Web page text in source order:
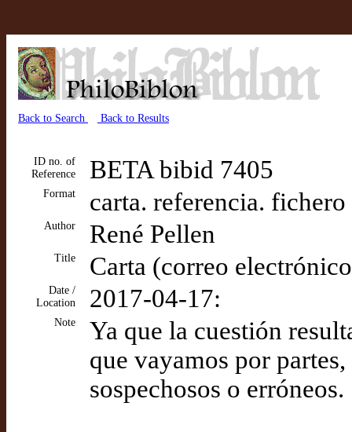
Back to Search Back to Results
ID no. of
Reference
BETA bibid 7405
Format carta. referencia.
Author René Pellen
Title Carta (correo
Date /
Location
2017-04-17:
Note
Ya que la cuestión
que vayamos por
sospechosos o erróneos.